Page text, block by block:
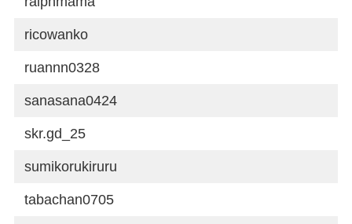
ricowanko
ruannn0328
sanasana0424
skr.gd_25
sumikorukiruru
tabachan0705